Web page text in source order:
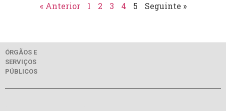
« Anterior 1 2 3 4 5 Seguinte »
ÓRGÃOS E
SERVIÇOS
PÚBLICOS